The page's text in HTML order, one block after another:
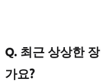
Q. 최근 상상한
가요?